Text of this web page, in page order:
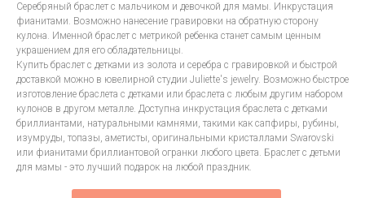
Серебряный браслет с мальчиком и девочкой для мамы. Инкрустация
фианитами. Возможно нанесение гравировки на обратную сторону
кулона. Именной браслет с метрикой ребенка станет самым ценным
украшением для его обладательницы.
Купить браслет с детками из золота и серебра с гравировкой и быстрой
доставкой можно в ювелирной студии Juliette's jewelry. Возможно быстрое
изготовление браслета с детками или браслета с любым другим набором
кулонов в другом металле. Доступна инкрустация браслета с детками
бриллиантами, натуральными камнями, такими как сапфиры, рубины,
изумруды, топазы, аметисты, оригинальными кристаллами Swarovski
или фианитами бриллиантовой огранки любого цвета. Браслет с детьми
для мамы - это лучший подарок на любой праздник.